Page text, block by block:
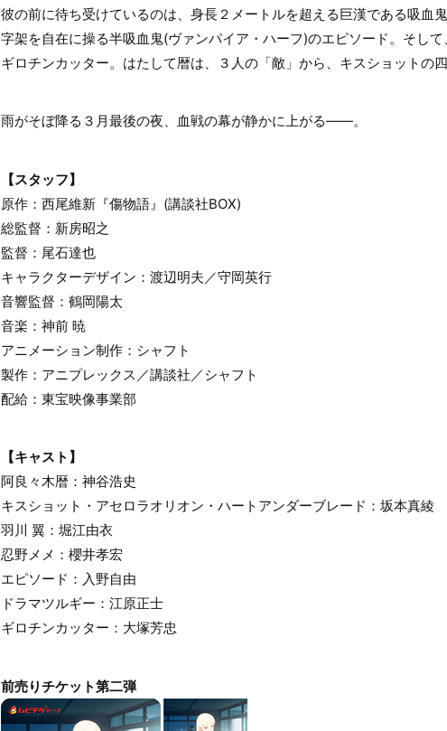
彼の前に待ち受けているのは、身長２メートルを超える巨漢である吸血
字架を自在に操る半吸血鬼(ヴァンパイア・ハーフ)のエピソード。そし
ギロチンカッター。はたして暦は、３人の「敵」から、キスショットの
雨がそぼ降る３月最後の夜、血戦の幕が静かに上がる――。
【スタッフ】
原作：西尾維新『傷物語』(講談社BOX)
総監督：新房昭之
監督：尾石達也
キャラクターデザイン：渡辺明夫／守岡英行
音響監督：鶴岡陽太
音楽：神前 暁
アニメーション制作：シャフト
製作：アニプレックス／講談社／シャフト
配給：東宝映像事業部
【キャスト】
阿良々木暦：神谷浩史
キスショット・アセロラオリオン・ハートアンダーブレード：坂本真綾
羽川 翼：堀江由衣
忍野メメ：櫻井孝宏
エピソード：入野自由
ドラマツルギー：江原正士
ギロチンカッター：大塚芳忠
前売りチケット第二弾